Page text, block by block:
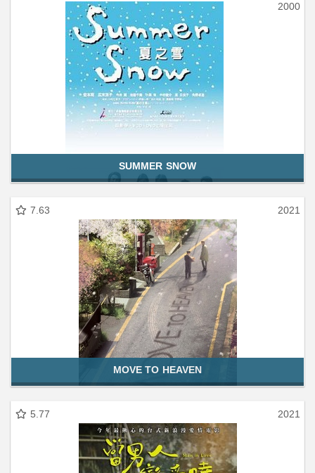
2000
SUMMER SNOW
7.63 2021
MOVE TO HEAVEN
5.77 2021